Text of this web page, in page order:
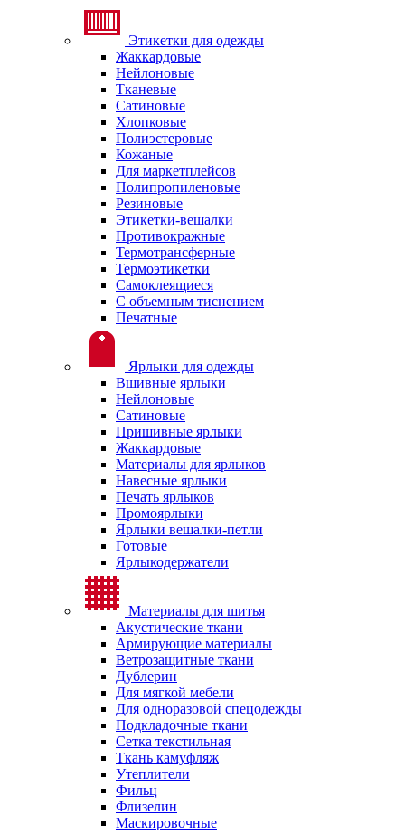
Этикетки для одежды
Жаккардовые
Нейлоновые
Тканевые
Сатиновые
Хлопковые
Полиэстеровые
Кожаные
Для маркетплейсов
Полипропиленовые
Резиновые
Этикетки-вешалки
Противокражные
Термотрансферные
Термоэтикетки
Самоклеящиеся
С объемным тиснением
Печатные
Ярлыки для одежды
Вшивные ярлыки
Нейлоновые
Сатиновые
Пришивные ярлыки
Жаккардовые
Материалы для ярлыков
Навесные ярлыки
Печать ярлыков
Промоярлыки
Ярлыки вешалки-петли
Готовые
Ярлыкодержатели
Материалы для шитья
Акустические ткани
Армирующие материалы
Ветрозащитные ткани
Дублерин
Для мягкой мебели
Для одноразовой спецодежды
Подкладочные ткани
Сетка текстильная
Ткань камуфляж
Утеплители
Фильц
Флизелин
Маскировочные